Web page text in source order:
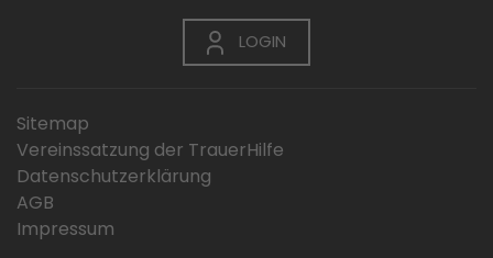
LOGIN
Sitemap
Vereinssatzung der TrauerHilfe
Datenschutzerklärung
AGB
Impressum